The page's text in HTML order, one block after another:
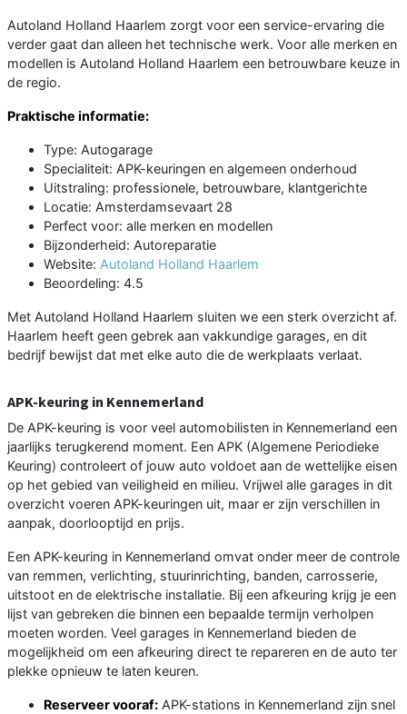
Autoland Holland Haarlem zorgt voor een service-ervaring die
verder gaat dan alleen het technische werk. Voor alle merken en
modellen is Autoland Holland Haarlem een betrouwbare keuze in
de regio.
Praktische informatie:
Type: Autogarage
Specialiteit: APK-keuringen en algemeen onderhoud
Uitstraling: professionele, betrouwbare, klantgerichte
Locatie: Amsterdamsevaart 28
Perfect voor: alle merken en modellen
Bijzonderheid: Autoreparatie
Website: Autoland Holland Haarlem
Beoordeling: 4.5
Met Autoland Holland Haarlem sluiten we een sterk overzicht af.
Haarlem heeft geen gebrek aan vakkundige garages, en dit
bedrijf bewijst dat met elke auto die de werkplaats verlaat.
APK-keuring in Kennemerland
De APK-keuring is voor veel automobilisten in Kennemerland een
jaarlijks terugkerend moment. Een APK (Algemene Periodieke
Keuring) controleert of jouw auto voldoet aan de wettelijke eisen
op het gebied van veiligheid en milieu. Vrijwel alle garages in dit
overzicht voeren APK-keuringen uit, maar er zijn verschillen in
aanpak, doorlooptijd en prijs.
Een APK-keuring in Kennemerland omvat onder meer de controle
van remmen, verlichting, stuurinrichting, banden, carrosserie,
uitstoot en de elektrische installatie. Bij een afkeuring krijg je een
lijst van gebreken die binnen een bepaalde termijn verholpen
moeten worden. Veel garages in Kennemerland bieden de
mogelijkheid om een afkeuring direct te repareren en de auto ter
plekke opnieuw te laten keuren.
Reserveer vooraf: APK-stations in Kennemerland zijn snel